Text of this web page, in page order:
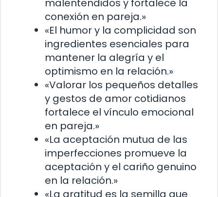
malentendidos y fortalece la
conexión en pareja.»
«El humor y la complicidad son
ingredientes esenciales para
mantener la alegría y el
optimismo en la relación.»
«Valorar los pequeños detalles
y gestos de amor cotidianos
fortalece el vínculo emocional
en pareja.»
«La aceptación mutua de las
imperfecciones promueve la
aceptación y el cariño genuino
en la relación.»
«La gratitud es la semilla que